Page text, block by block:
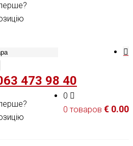
473 98 40
0
0 товаров € 0.00